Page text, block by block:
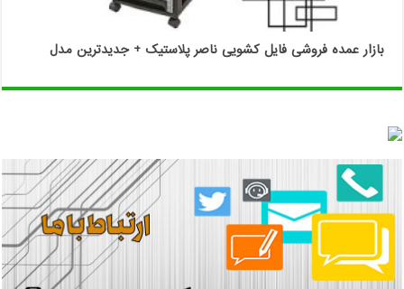
بازار عمده فروشی فایل کشویی ناصر پلاستیک + جدیدترین مدل